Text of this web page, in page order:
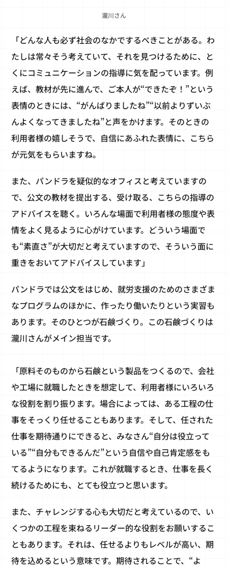
瀧川さん
「どんな人も必ず社会のなかでするべきことがある。わ
たしは常々そう考えていて、それを見つけるために、と
くにコミュニケーションの指導に気を配っています。例
えば、教材が先に進んで、ご本人が“できたぞ！”という
表情のときには、“がんばりましたね”“以前よりずいぶ
んよくなってきましたね”と声をかけます。そのときの
利用者様の嬉しそうで、自信にあふれた表情に、こちら
が元気をもらいますね。
また、パンドラを疑似的なオフィスと考えていますの
で、公文の教材を提出する、受け取る、こちらの指導の
アドバイスを聴く。いろんな場面で利用者様の態度や表
情をよく見るように心がけています。どういう場面で
も“素直さ”が大切だと考えていますので、そういう面に
重きをおいてアドバイスしています」
パンドラでは公文をはじめ、就労支援のためのさまざま
なプログラムのほかに、作ったり働いたりという実習も
あります。そのひとつが石鹸づくり。この石鹸づくりは
瀧川さんがメイン担当です。
「原料そのものから石鹸という製品をつくるので、会社
や工場に就職したときを想定して、利用者様にいろいろ
な役割を割り振ります。場合によっては、ある工程の仕
事をそっくり任せることもあります。そして、任された
仕事を期待通りにできると、みなさん“自分は役立って
いる”“自分もできるんだ”という自信や自己肯定感をも
てるようになります。これが就職するとき、仕事を長く
続けるためにも、とても役立つと思います。
また、チャレンジする心も大切だと考えているので、い
くつかの工程を束ねるリーダー的な役割をお願いするこ
ともあります。それは、任せるよりもレベルが高い、期
待を込めるという意味です。期待されることで、“よ